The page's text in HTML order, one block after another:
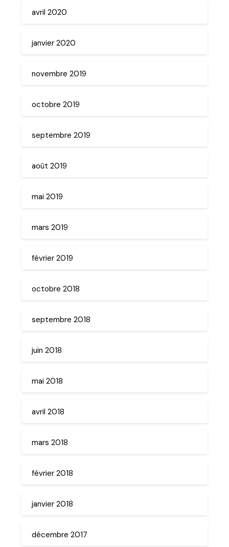
avril 2020
janvier 2020
novembre 2019
octobre 2019
septembre 2019
août 2019
mai 2019
mars 2019
février 2019
octobre 2018
septembre 2018
juin 2018
mai 2018
avril 2018
mars 2018
février 2018
janvier 2018
décembre 2017